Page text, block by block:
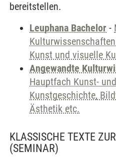
bereitstellen.
Leuphana Bachelor -
Kunst und visuelle
Angewandte
Hauptfach Kunst-
Kunstgeschichte,
Ästhetik etc.
KLASSISCHE TEXTE
(SEMINAR)